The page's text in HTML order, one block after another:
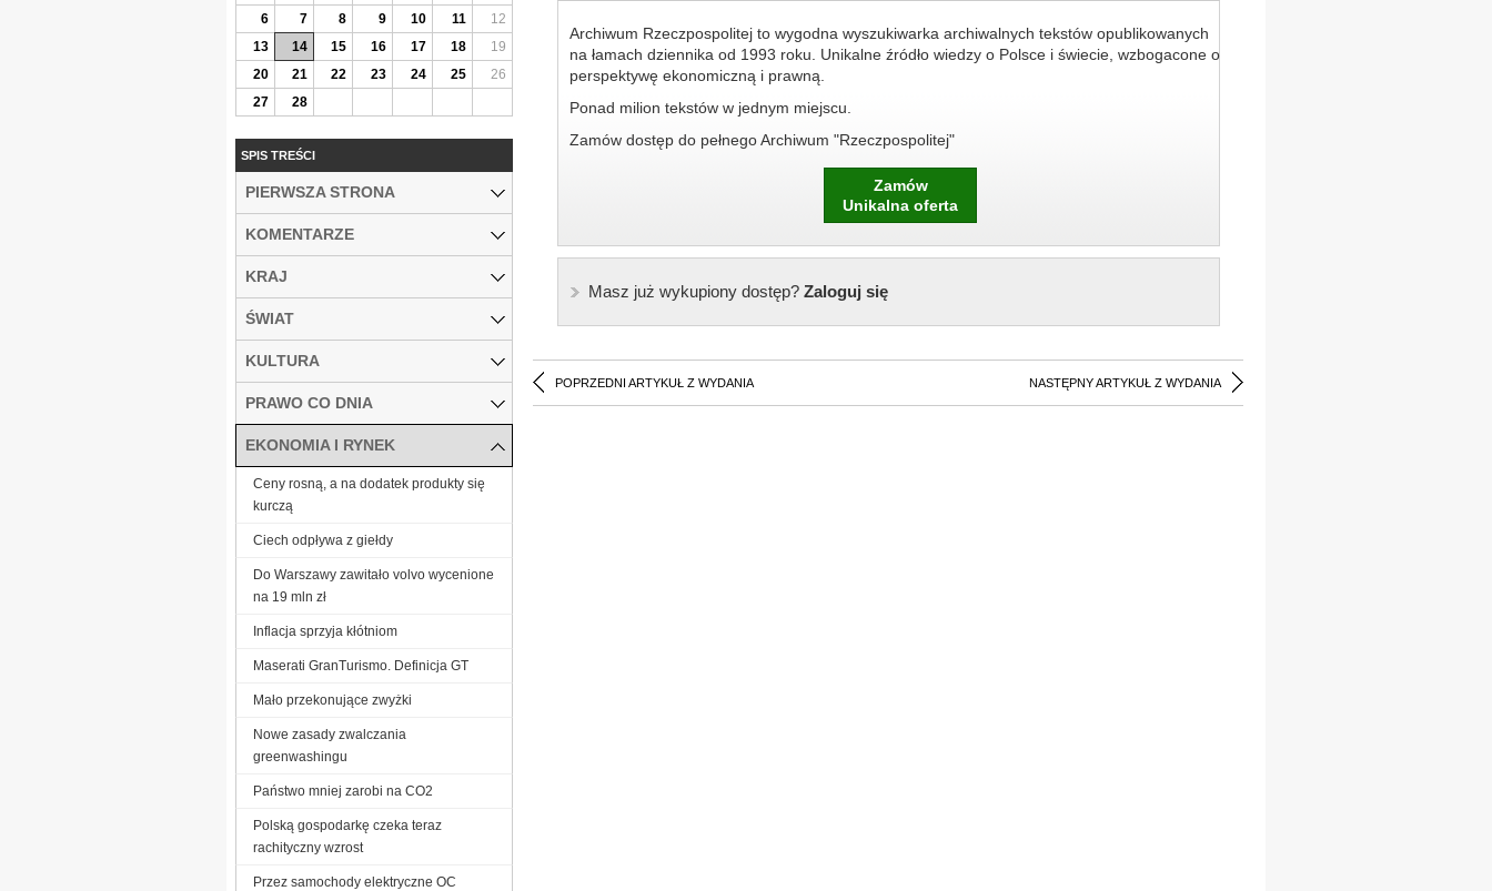
Archiwum Rzeczpospolitej to wygodna wyszukiwarka archiwalnych tekstów opublikowanych
na łamach dziennika od 1993 roku. Unikalne źródło wiedzy o Polsce i świecie, wzbogacone o
perspektywę ekonomiczną i prawną.
Ponad milion tekstów w jednym miejscu.
Zamów dostęp do pełnego Archiwum "Rzeczpospolitej"
Zamów
Unikalna oferta
Masz już wykupiony dostęp?Zaloguj się
POPRZEDNI ARTYKUŁ Z WYDANIA NASTĘPNY ARTYKUŁ Z WYDANIA
6
7 8 9 10 11
12
13
14 15 16 17 18
19
20
21 22 23 24 25
26
27
28
SPIS TREŚCI
PIERWSZA STRONA
KOMENTARZE
KRAJ
ŚWIAT
KULTURA
PRAWO CO DNIA
EKONOMIA I RYNEK
Ceny rosną, a na dodatek produkty się
kurczą
Ciech odpływa z giełdy
Do Warszawy zawitało volvo wycenione
na 19 mln zł
Inflacja sprzyja kłótniom
Maserati GranTurismo. Definicja GT
Mało przekonujące zwyżki
Nowe zasady zwalczania
greenwashingu
Państwo mniej zarobi na CO2
Polską gospodarkę czeka teraz
rachityczny wzrost
Przez samochody elektryczne OC